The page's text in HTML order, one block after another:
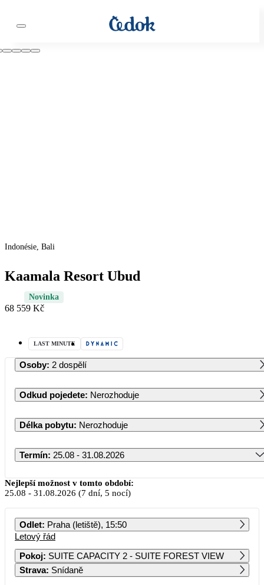
Indonésie, Bali
Kaamala Resort Ubud
Novinka
68 559 Kč
LAST MINUTE
Osoby: 2 dospělí
Odkud pojedete: Nerozhoduje
Délka pobytu: Nerozhoduje
Termín: 25.08 - 31.08.2026
Srpen 2026
PO ÚT ST ČT PÁ SO NE
3
Nejlepší možnost v tomto období:
25.08 - 31.08.2026 (7 dní, 5 nocí)
Odlet: Praha (letiště), 15:50
Letový řád
Pokoj: SUITE CAPACITY 2 - SUITE FOREST VIEW
Strava: Snídaně